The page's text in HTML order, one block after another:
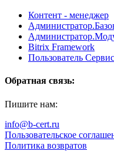
Контент - менеджер
Bitrix Framework
Пользователь
Обратная связь:
Пишите нам:
info@b-cert.ru
Пользовательское
Политика возвратов